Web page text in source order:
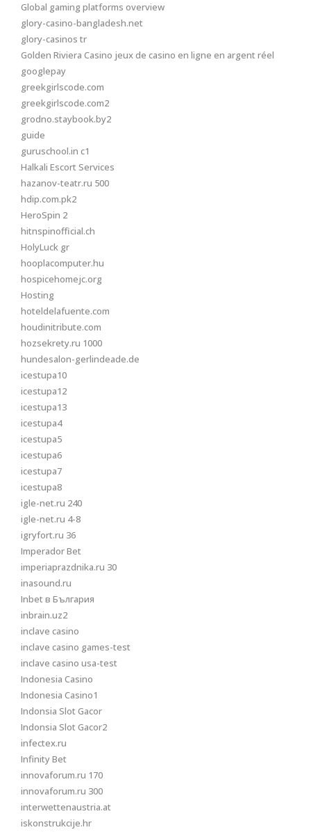
Global gaming platforms overview
glory-casino-bangladesh.net
glory-casinos tr
Golden Riviera Casino jeux de casino en ligne en argent réel
googlepay
greekgirlscode.com
greekgirlscode.com2
grodno.staybook.by2
guide
guruschool.in c1
Halkali Escort Services
hazanov-teatr.ru 500
hdip.com.pk2
HeroSpin 2
hitnspinofficial.ch
HolyLuck gr
hooplacomputer.hu
hospicehomejc.org
Hosting
hoteldelafuente.com
houdinitribute.com
hozsekrety.ru 1000
hundesalon-gerlindeade.de
icestupa10
icestupa12
icestupa13
icestupa4
icestupa5
icestupa6
icestupa7
icestupa8
igle-net.ru 240
igle-net.ru 4-8
igryfort.ru 36
Imperador Bet
imperiaprazdnika.ru 30
inasound.ru
Inbet в България
inbrain.uz2
inclave casino
inclave casino games-test
inclave casino usa-test
Indonesia Casino
Indonesia Casino1
Indonsia Slot Gacor
Indonsia Slot Gacor2
infectex.ru
Infinity Bet
innovaforum.ru 170
innovaforum.ru 300
interwettenaustria.at
iskonstrukcije.hr